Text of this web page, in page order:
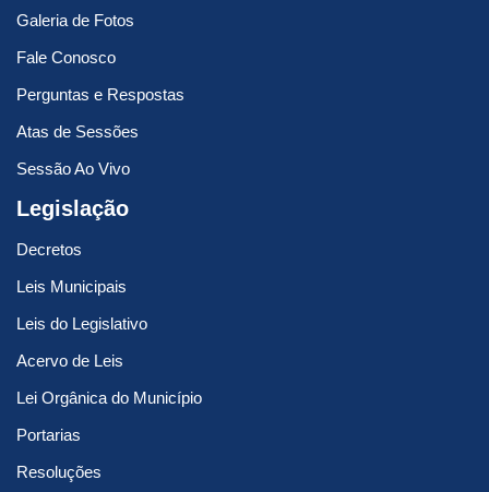
Galeria de Fotos
Fale Conosco
Perguntas e Respostas
Atas de Sessões
Sessão Ao Vivo
Legislação
Decretos
Leis Municipais
Leis do Legislativo
Acervo de Leis
Lei Orgânica do Município
Portarias
Resoluções